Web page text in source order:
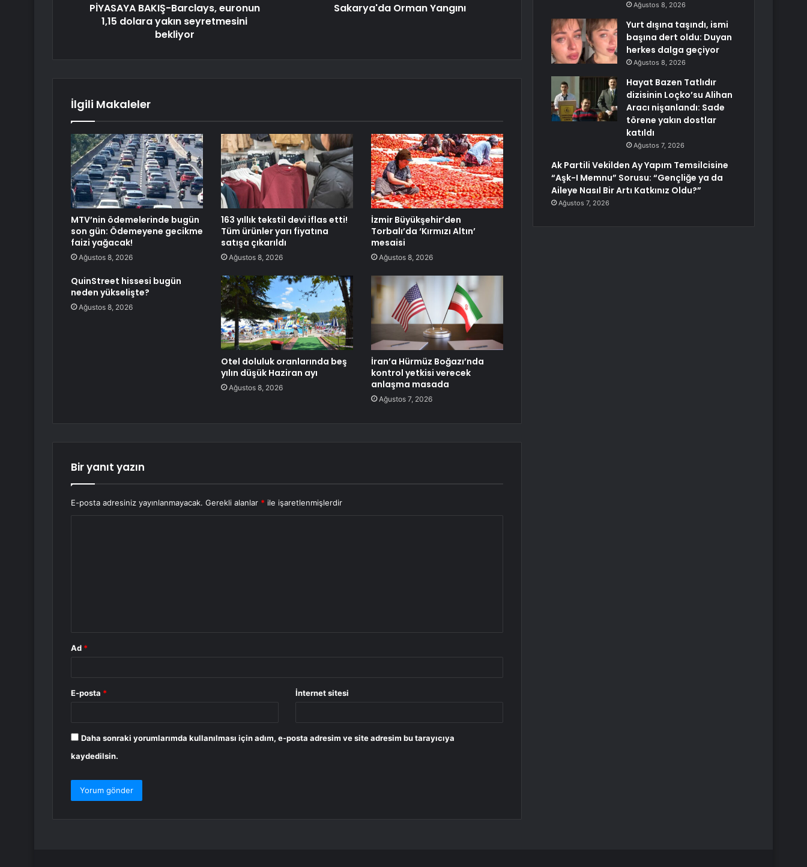
PİYASAYA BAKIŞ-Barclays, euronun
1,15 dolara yakın seyretmesini
bekliyor
Sakarya'da Orman Yangını
İlgili Makaleler
MTV’nin ödemelerinde bugün
son gün: Ödemeyene gecikme
faizi yağacak!
Ağustos 8, 2026
163 yıllık tekstil devi iflas etti!
Tüm ürünler yarı fiyatına
satışa çıkarıldı
Ağustos 8, 2026
İzmir Büyükşehir’den
Torbalı’da ‘Kırmızı Altın’
mesaisi
Ağustos 8, 2026
QuinStreet hissesi bugün
neden yükselişte?
Ağustos 8, 2026
Otel doluluk oranlarında beş
yılın düşük Haziran ayı
Ağustos 8, 2026
İran’a Hürmüz Boğazı’nda
kontrol yetkisi verecek
anlaşma masada
Ağustos 7, 2026
Bir yanıt yazın
E-posta adresiniz yayınlanmayacak. Gerekli alanlar * ile işaretlenmişlerdir
Ad *
E-posta * İnternet sitesi
Daha sonraki yorumlarımda kullanılması için adım, e-posta adresim ve site adresim bu tarayıcıya
kaydedilsin.
Ağustos 8, 2026
Yurt dışına taşındı, ismi
başına dert oldu: Duyan
herkes dalga geçiyor
Ağustos 8, 2026
Hayat Bazen Tatlıdır
dizisinin Loçko’su Alihan
Aracı nişanlandı: Sade
törene yakın dostlar
katıldı
Ağustos 7, 2026
Ak Partili Vekilden Ay Yapım Temsilcisine
“Aşk-I Memnu” Sorusu: “Gençliğe ya da
Aileye Nasıl Bir Artı Katkınız Oldu?”
Ağustos 7, 2026